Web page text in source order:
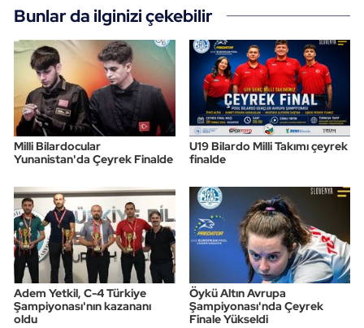
Bunlar da ilginizi çekebilir
Milli Bilardocular
Yunanistan'da Çeyrek Finalde
U19 Bilardo Milli Takımı çeyrek
finalde
Adem Yetkil, C-4 Türkiye
Şampiyonası'nın kazananı
oldu
Öykü Altın Avrupa
Şampiyonası'nda Çeyrek
Finale Yükseldi